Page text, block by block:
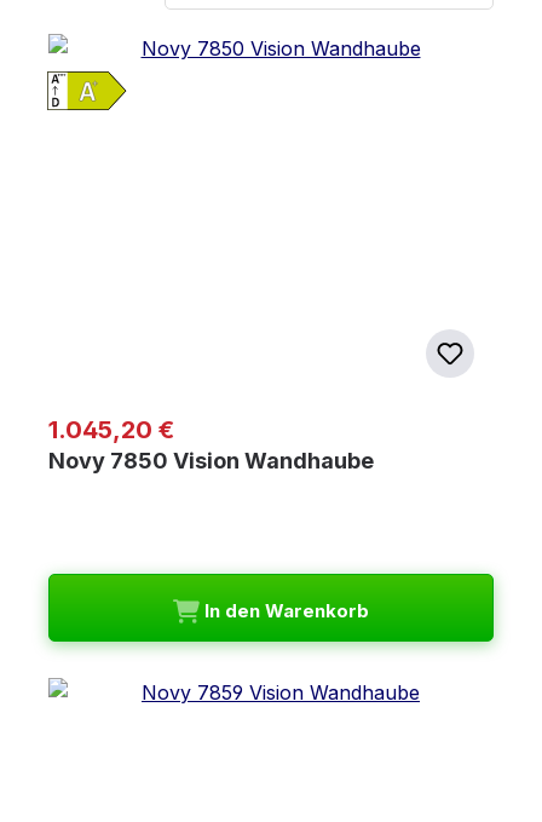
Regulärer Preis:
1.045,20 €
Novy 7850 Vision Wandhaube
In den Warenkorb